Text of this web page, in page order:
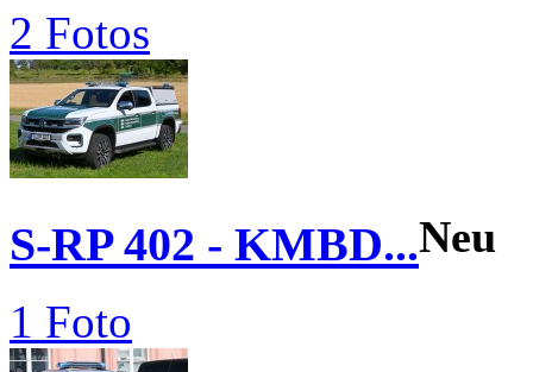
2 Fotos
S-RP 402 - KMBD...Neu
1 Foto